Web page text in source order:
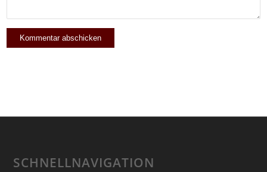
SCHNELLNAVIGATION